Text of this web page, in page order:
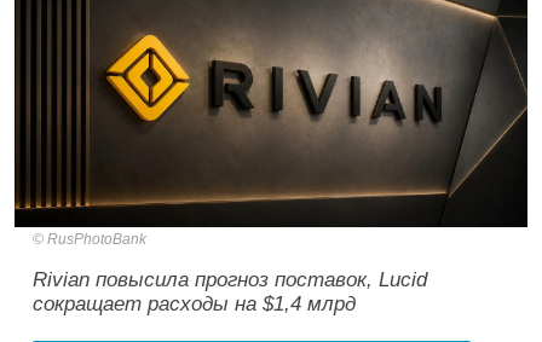
RusPhotoBank
Rivian повысила прогноз поставок, Lucid
сокращает расходы на $1,4 млрд